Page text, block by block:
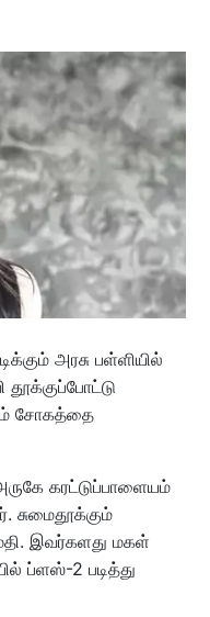
அரசு பள்ளியில்
சோகத்தை
கரட்டுப்பாளையம்
சுமைதூக்கும்
இவர்களது மகள்
ப்ளஸ்-2 படித்து